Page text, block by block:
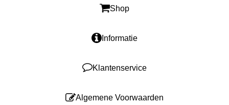
Shop
Informatie
Klantenservice
Algemene Voorwaarden